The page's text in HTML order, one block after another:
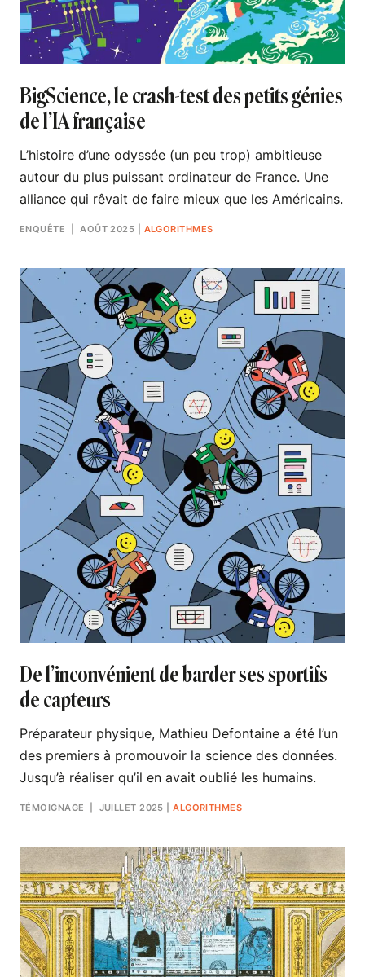
BigScience, le crash-test des petits génies
de l’IA française
L’histoire d’une odyssée (un peu trop) ambitieuse
autour du plus puissant ordinateur de France. Une
alliance qui rêvait de faire mieux que les Américains.
ENQUÊTE | AOÛT 2025 ALGORITHMES
De l’inconvénient de barder ses sportifs
de capteurs
Préparateur physique, Mathieu Defontaine a été l’un
des premiers à promouvoir la science des données.
Jusqu’à réaliser qu’il en avait oublié les humains.
TÉMOIGNAGE | JUILLET 2025 |ALGORITHMES